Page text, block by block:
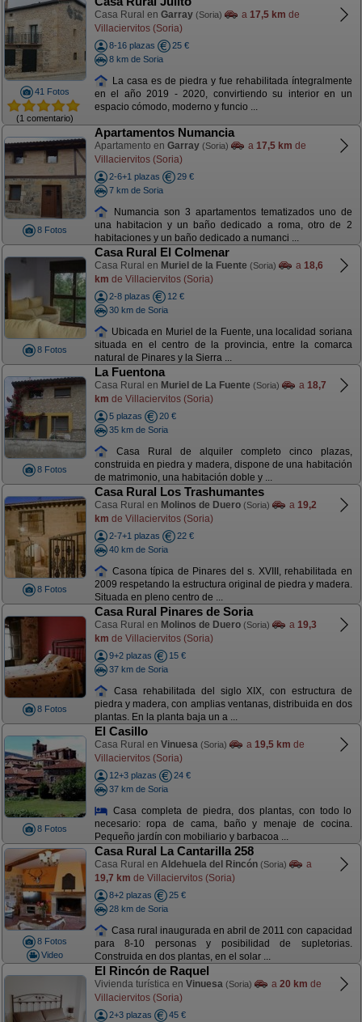
41 Fotos
(1 comentario)
Casa Rural en Garray (Soria) a 17,5 km de
Villaciervitos (Soria)
8-16 plazas
25 €
8 km de Soria
La casa es de piedra y fue rehabilitada íntegralmente
en el año 2019 - 2020, convirtiendo su interior en un
espacio cómodo, moderno y funcio ...
8 Fotos
Apartamentos Numancia
Apartamento en Garray (Soria) a 17,5 km de
Villaciervitos (Soria)
2-6+1 plazas
29 €
7 km de Soria
Numancia son 3 apartamentos tematizados uno de
una habitacion y un baño dedicado a roma, otro de 2
habitaciones y un baño dedicado a numanci ...
8 Fotos
Casa Rural El Colmenar
Casa Rural en Muriel de la Fuente (Soria) a 18,6
km de Villaciervitos (Soria)
2-8 plazas
12 €
30 km de Soria
Ubicada en Muriel de la Fuente, una localidad soriana
situada en el centro de la provincia, entre la comarca
natural de Pinares y la Sierra ...
8 Fotos
La Fuentona
Casa Rural en Muriel de La Fuente (Soria) a 18,7
km de Villaciervitos (Soria)
5 plazas
20 €
35 km de Soria
Casa Rural de alquiler completo cinco plazas,
construida en piedra y madera, dispone de una habitación
de matrimonio, una habitación doble y ...
8 Fotos
Casa Rural Los Trashumantes
Casa Rural en Molinos de Duero (Soria) a 19,2
km de Villaciervitos (Soria)
2-7+1 plazas
22 €
40 km de Soria
Casona típica de Pinares del s. XVIII, rehabilitada en
2009 respetando la estructura original de piedra y madera.
Situada en pleno centro de ...
8 Fotos
Casa Rural Pinares de Soria
Casa Rural en Molinos de Duero (Soria) a 19,3
km de Villaciervitos (Soria)
9+2 plazas
15 €
37 km de Soria
Casa rehabilitada del siglo XIX, con estructura de
piedra y madera, con amplias ventanas, distribuida en dos
plantas. En la planta baja un a ...
8 Fotos
El Casillo
Casa Rural en Vinuesa (Soria) a 19,5 km de
Villaciervitos (Soria)
12+3 plazas
24 €
37 km de Soria
Casa completa de piedra, dos plantas, con todo lo
necesario: ropa de cama, baño y menaje de cocina.
Pequeño jardín con mobiliario y barbacoa ...
8 Fotos
Video
Casa Rural La Cantarilla 258
Casa Rural en Aldehuela del Rincón (Soria)
a
19,7 km de Villaciervitos (Soria)
8+2 plazas
25 €
28 km de Soria
Casa rural inaugurada en abril de 2011 con capacidad
para 8-10 personas y posibilidad de supletorias.
Construida en dos plantas, en el solar ...
El Rincón de Raquel
Vivienda turística en Vinuesa (Soria) a 20 km de
Villaciervitos (Soria)
2+3 plazas
45 €